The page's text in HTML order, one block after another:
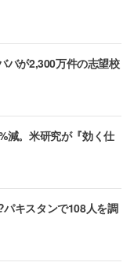
バが2,300万件の志望校
減。米研究が『効く仕
キスタンで108人を調